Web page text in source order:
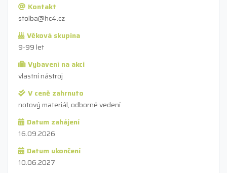
Kontakt
stolba@hc4.cz
Věková skupina
9-99 let
Vybavení na akci
vlastní nástroj
V ceně zahrnuto
notový materiál, odborné vedení
Datum zahájení
16.09.2026
Datum ukončení
10.06.2027